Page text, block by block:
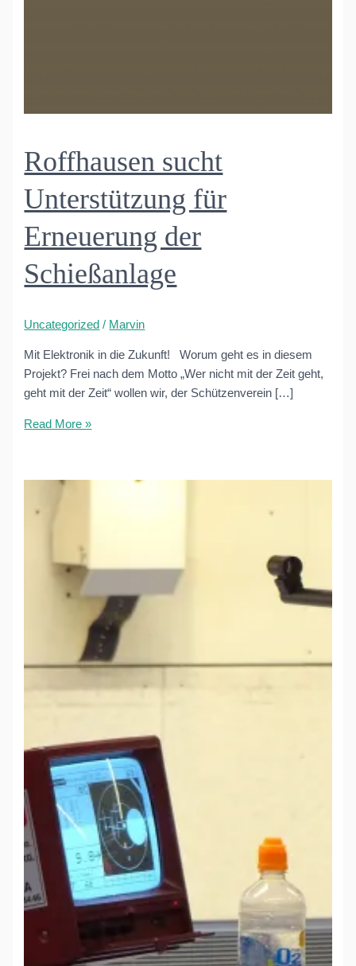
Roffhausen sucht
Unterstützung für
Erneuerung der
Schießanlage
Uncategorized / Marvin
Mit Elektronik in die Zukunft! Worum geht es in diesem
Projekt? Frei nach dem Motto „Wer nicht mit der Zeit geht,
geht mit der Zeit“ wollen wir, der Schützenverein […]
Roffhausen
für
der
Read More »